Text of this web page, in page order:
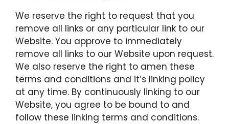
We reserve the right to request that you
remove all links or any particular link to our
Website. You approve to immediately
remove all links to our Website upon request.
We also reserve the right to amen these
terms and conditions and it’s linking policy
at any time. By continuously linking to our
Website, you agree to be bound to and
follow these linking terms and conditions.